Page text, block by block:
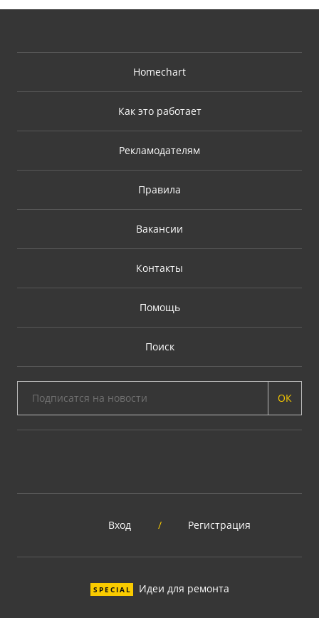
Homechart
Как это работает
Рекламодателям
Правила
Вакансии
Контакты
Помощь
Поиск
ОК
Вход / Регистрация
SPECIAL Идеи для ремонта